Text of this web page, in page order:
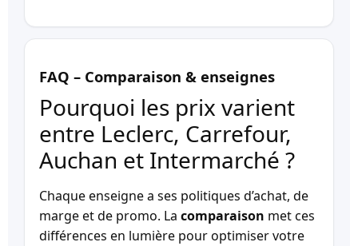
FAQ – Comparaison & enseignes
Pourquoi les prix varient
entre Leclerc, Carrefour,
Auchan et Intermarché ?
Chaque enseigne a ses politiques d’achat, de
marge et de promo. La comparaison met ces
différences en lumière pour optimiser votre